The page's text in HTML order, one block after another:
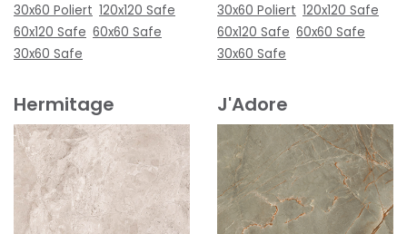
30x60 Poliert 120x120 Safe
60x120 Safe 60x60 Safe
30x60 Safe
30x60 Poliert 120x120 Safe
60x120 Safe 60x60 Safe
30x60 Safe
Hermitage J'Adore